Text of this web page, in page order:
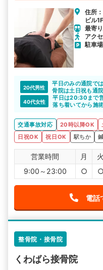
住所
ビル1F
最寄
アク
駐車
20代男性
平日のみの通院で
骨院は土日祝も通
の緩和を期待でき
40代女性
平日は20:30まで
落ち着いてから施
交通事故対応 20時以降OK
日祝OK
祝日OK 駅ちか
営業時間 月 火
9:00～23:00
○ ○
電話
整骨院・接骨院
くわばら接骨院